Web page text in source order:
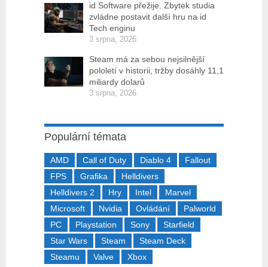
id Software přežije. Zbytek studia
zvládne postavit další hru na id
Tech enginu
3 srpna, 2026
Steam má za sebou nejsilnější
pololetí v historii, tržby dosáhly 11,1
miliardy dolarů
3 srpna, 2026
Populární témata
AMD Call of Duty Diablo 4
Fallout
FPS
Grafika
Helldivers
Helldivers 2
Hry Intel
Marvel
Microsoft
Nvidia Ovládání
Palworld
PC
Playstation Sony
Starfield
Star Wars
Steam
Steam Deck
Steamu
Valve Xbox